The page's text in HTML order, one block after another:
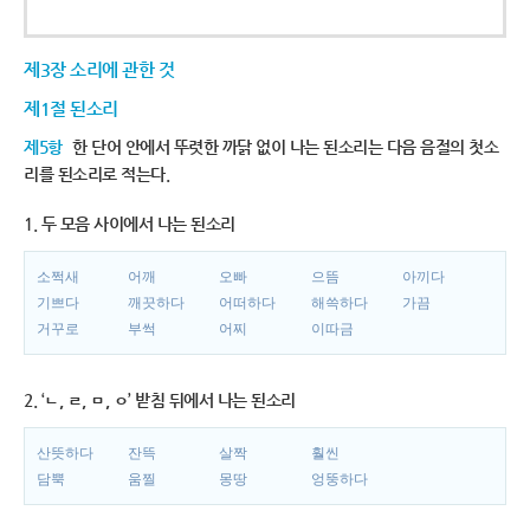
제3장 소리에 관한 것
제1절 된소리
제5항 한 단어 안에서 뚜렷한 까닭 없이 나는 된소리는 다음 음절의 첫소
리를 된소리로 적는다.
1. 두 모음 사이에서 나는 된소리
소쩍새 어깨 오빠 으뜸
아끼다
기쁘다
깨끗하다 어떠하다 해쓱하다
가끔
거꾸로
부썩 어찌 이따금
2. ‘ㄴ, ㄹ, ㅁ, ㅇ’ 받침 뒤에서 나는 된소리
산뜻하다 잔뜩 살짝
훨씬
담뿍
움찔 몽땅 엉뚱하다